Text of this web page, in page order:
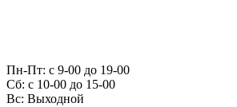
Пн-Пт: с 9-00 до 19-00
Сб: c 10-00 до 15-00
Вс: Выходной